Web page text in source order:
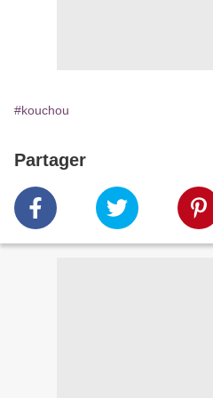
#kouchou
Partager